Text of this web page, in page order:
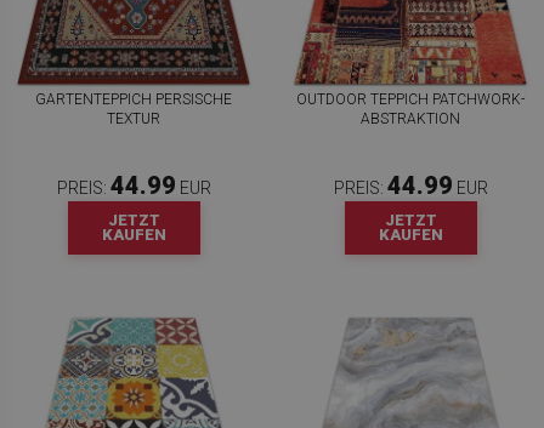
GARTENTEPPICH PERSISCHE
TEXTUR
PREIS: 44.99 EUR
JETZT
KAUFEN
OUTDOOR TEPPICH PATCHWORK-
ABSTRAKTION
PREIS: 44.99 EUR
JETZT
KAUFEN